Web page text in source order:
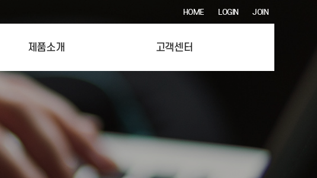
HOME LOGIN JOIN
제품소개
인스템 인덕션 시스템
인스템 주문제작 시스템
스마트 그리들 시스템
스마트 전기주방 시스템
푸드워머 멀티존 시스템
고객센터